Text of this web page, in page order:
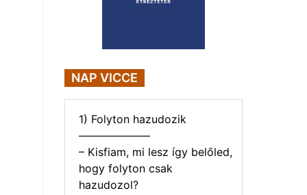
NAP VICCE
1) Folyton hazudozik
——————–
– Kisfiam, mi lesz így belőled,
hogy folyton csak
hazudozol?